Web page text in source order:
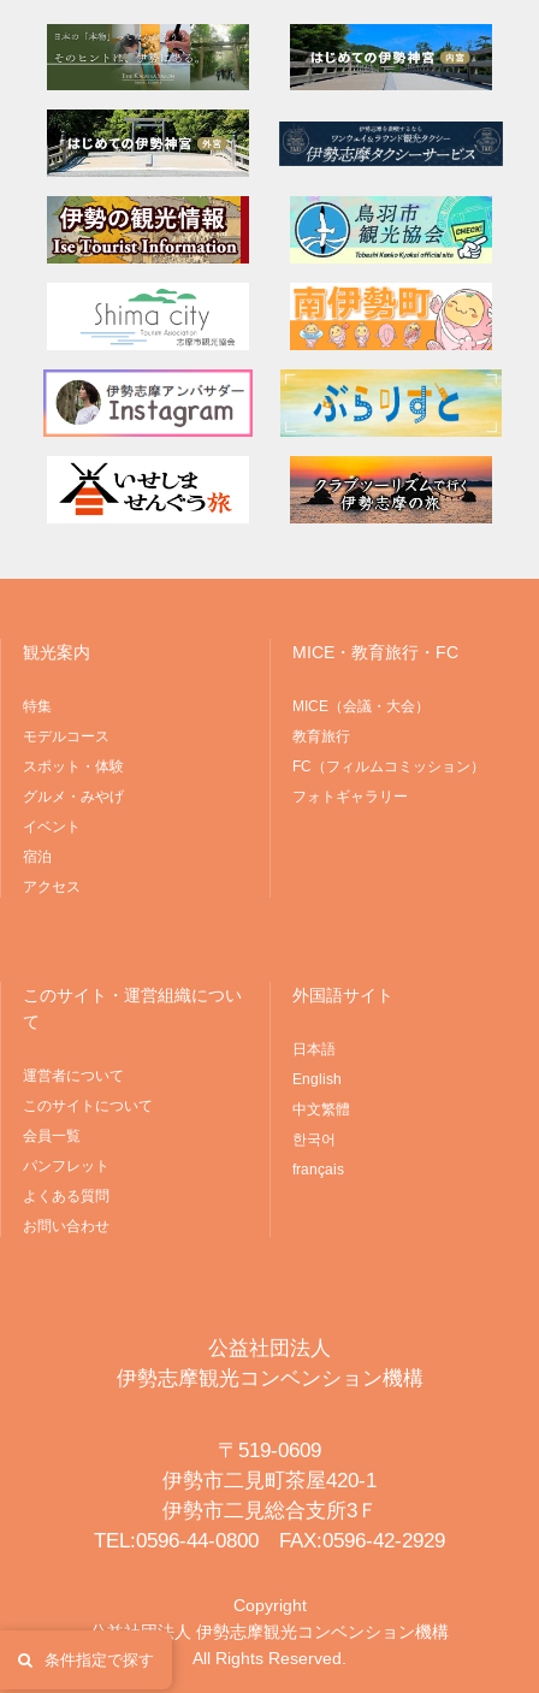
条件指定で探す
観光案内
特集
モデルコース
スポット・体験
グルメ・みやげ
イベント
宿泊
アクセス
MICE・教育旅行・FC
MICE（会議・大会）
教育旅行
FC（フィルムコミッション）
フォトギャラリー
このサイト・運営組織につい
て
運営者について
このサイトについて
会員一覧
パンフレット
よくある質問
お問い合わせ
外国語サイト
日本語
English
中文繁體
한국어
français
公益社団法人
伊勢志摩観光コンベンション機構
〒519-0609
伊勢市二見町茶屋420-1
伊勢市二見総合支所3Ｆ
TEL:0596-44-0800 FAX:0596-42-2929
Copyright
公益社団法人 伊勢志摩観光コンベンション機構
All Rights Reserved.